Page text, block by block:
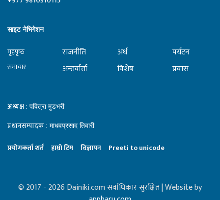
साइट नेभिगेशन
गृहपृष्‍ठ
समाचार
राजनीति
अन्तर्वार्ता
अर्थ
विशेष
पर्यटन
प्रवास
अध्यक्ष : पवित्रा मुडभरी
प्रधानसम्पादक : माधवप्रसाद तिवारी
प्रयाेगकर्ता शर्त हाम्राे टिम विज्ञापन Preeti to unicode
© 2017 - 2026 Dainiki.com सर्वाधिकार सुरक्षित | Website by